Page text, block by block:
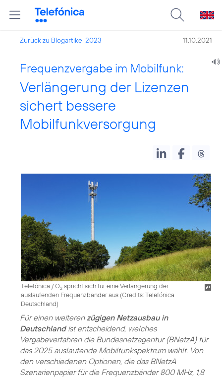
Zurück zu Blogartikel 2023 11.10.2021
Frequenzvergabe im Mobilfunk:
Verlängerung der Lizenzen
sichert bessere
Mobilfunkversorgung
Telefónica / O2 spricht sich für eine Verlängerung der
auslaufenden Frequenzbänder aus (Credits: Telefónica
Deutschland)
Für einen weiteren zügigen Netzausbau in
Deutschlandist entscheidend, welches
Vergabeverfahren die Bundesnetzagentur (BNetzA) für
das 2025 auslaufende Mobilfunkspektrum wählt. Von
den verschiedenen Optionen, die das BNetzA
Szenarienpapier für die Frequenzbänder 800 MHz, 1,8